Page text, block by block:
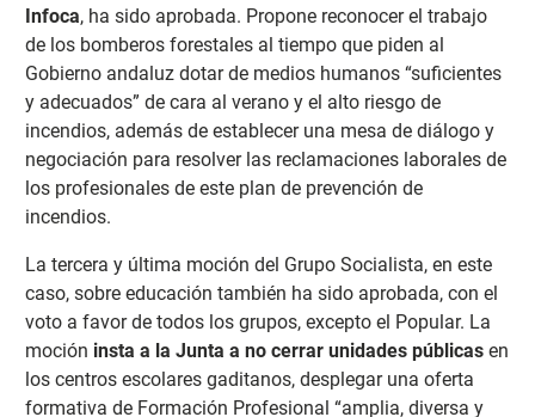
Infoca, ha sido aprobada. Propone reconocer el trabajo
de los bomberos forestales al tiempo que piden al
Gobierno andaluz dotar de medios humanos “suficientes
y adecuados” de cara al verano y el alto riesgo de
incendios, además de establecer una mesa de diálogo y
negociación para resolver las reclamaciones laborales de
los profesionales de este plan de prevención de
incendios.
La tercera y última moción del Grupo Socialista, en este
caso, sobre educación también ha sido aprobada, con el
voto a favor de todos los grupos, excepto el Popular. La
moción insta a la Junta a no cerrar unidades públicasen
los centros escolares gaditanos, desplegar una oferta
formativa de Formación Profesional “amplia, diversa y